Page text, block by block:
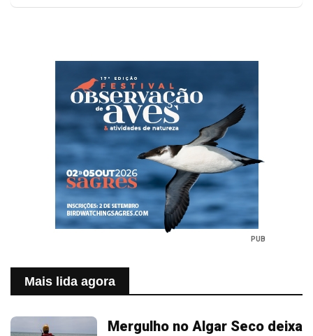
PUB
Mais lida agora
Mergulho no Algar Seco deixa